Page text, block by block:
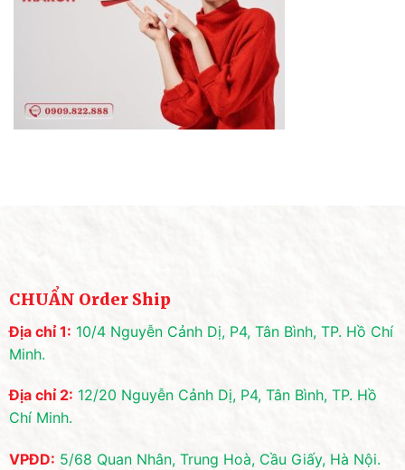
CHUẨN Order Ship
Địa chỉ 1: 10/4 Nguyễn Cảnh Dị, P4, Tân Bình, TP. Hồ Chí
Minh.
Địa chỉ 2: 12/20 Nguyễn Cảnh Dị, P4, Tân Bình, TP. Hồ
Chí Minh.
VPĐD: 5/68 Quan Nhân, Trung Hoà, Cầu Giấy, Hà Nội.